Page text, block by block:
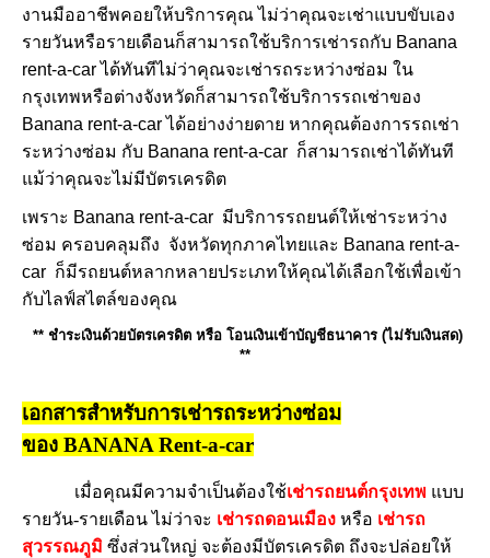
งานมืออาชีพคอยให้บริการคุณ ไม่ว่าคุณจะเช่าแบบขับเอง
รายวันหรือรายเดือนก็สามารถใช้บริการเช่ารถกับ Banana
rent-a-car ได้ทันทีไม่ว่าคุณจะเช่ารถระหว่างซ่อม ใน
กรุงเทพหรือต่างจังหวัดก็สามารถใช้บริการรถเช่าของ
Banana rent-a-car ได้อย่างง่ายดาย หากคุณต้องการรถเช่า
ระหว่างซ่อม กับ Banana rent-a-car ก็สามารถเช่าได้ทันที
แม้ว่าคุณจะไม่มีบัตรเครดิต
เพราะ Banana rent-a-car มีบริการรถยนต์ให้เช่าระหว่าง
ซ่อม ครอบคลุมถึง จังหวัดทุกภาคไทยและ Banana rent-a-
car ก็มีรถยนต์หลากหลายประเภทให้คุณได้เลือกใช้เพื่อเข้า
กับไลฟ์สไตล์ของคุณ
** ชำระเงินด้วยบัตรเครดิต หรือ โอนเงินเข้าบัญชีธนาคาร (ไม่รับเงินสด)
**
เอกสารสำหรับการเช่ารถระหว่างซ่อม
ของ BANANA Rent-a-car
เมื่อคุณมีความจำเป็นต้องใช้เช่ารถยนต์กรุงเทพ แบบ
รายวัน-รายเดือน ไม่ว่าจะ เช่ารถดอนเมือง หรือ เช่ารถ
สุวรรณภูมิ ซึ่งส่วนใหญ่ จะต้องมีบัตรเครดิต ถึงจะปล่อยให้